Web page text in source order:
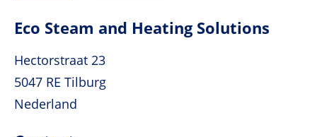
Eco Steam and Heating Solutions
Hectorstraat 23
5047 RE Tilburg
Nederland